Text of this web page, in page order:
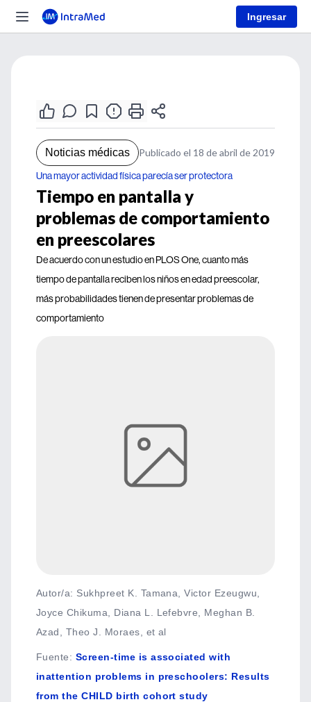
Ingresar
Noticias médicas Publicado el 18 de abril de 2019
Una mayor actividad física parecía ser protectora
Tiempo en pantalla y
problemas de comportamiento
en preescolares
De acuerdo con un estudio en PLOS One, cuanto más
tiempo de pantalla reciben los niños en edad preescolar,
más probabilidades tienen de presentar problemas de
comportamiento
Autor/a: Sukhpreet K. Tamana, Victor Ezeugwu,
Joyce Chikuma, Diana L. Lefebvre, Meghan B.
Azad, Theo J. Moraes, et al
Fuente: Screen-time is associated with
inattention problems in preschoolers: Results
from the CHILD birth cohort study